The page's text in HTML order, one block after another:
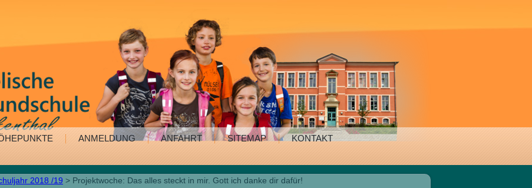
ANMELDUNG ANFAHRT SITEMAP
KONTAKT
2018 /19 > Projektwoche: Das alles steckt in mir. Gott ich danke dir dafür!